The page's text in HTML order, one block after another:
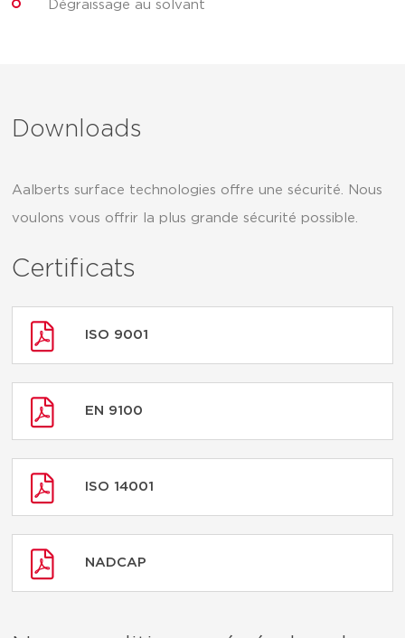
Dégraissage au solvant
Downloads
Aalberts surface technologies offre une sécurité. Nous
voulons vous offrir la plus grande sécurité possible.
Certificats
ISO 9001
EN 9100
ISO 14001
NADCAP